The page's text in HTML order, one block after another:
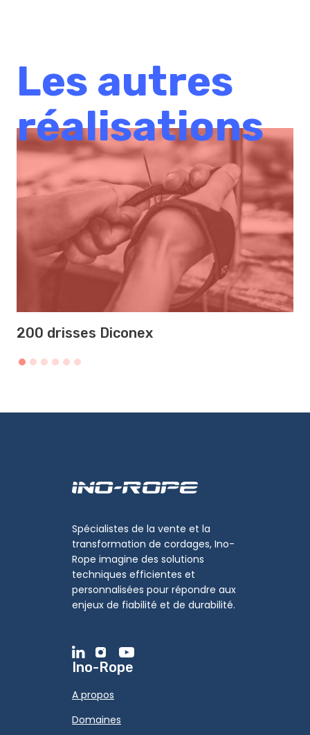
Les autres
réalisations
200 drisses Diconex
Spécialistes de la vente et la
transformation de cordages, Ino-
Rope imagine des solutions
techniques efficientes et
personnalisées pour répondre aux
enjeux de fiabilité et de durabilité.
Ino-Rope
A propos
Domaines